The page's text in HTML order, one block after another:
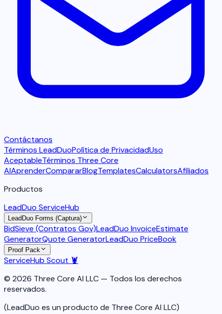
Contáctanos
Términos LeadDuoPolítica de PrivacidadUso
AceptableTérminos Three Core
AIAprenderCompararBlogTemplatesCalculatorsAfiliados
Productos
LeadDuo ServiceHub
LeadDuo Forms (Captura)
BidSieve (Contratos Gov)LeadDuo InvoiceEstimate
GeneratorQuote GeneratorLeadDuo PriceBook
Proof Pack
ServiceHub Scout 🦞
© 2026 Three Core AI LLC — Todos los derechos
reservados.
(LeadDuo es un producto de Three Core AI LLC)